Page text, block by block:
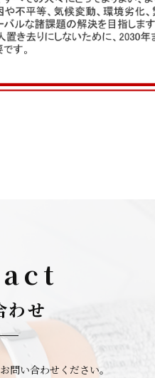
わせ
問い合わせください。